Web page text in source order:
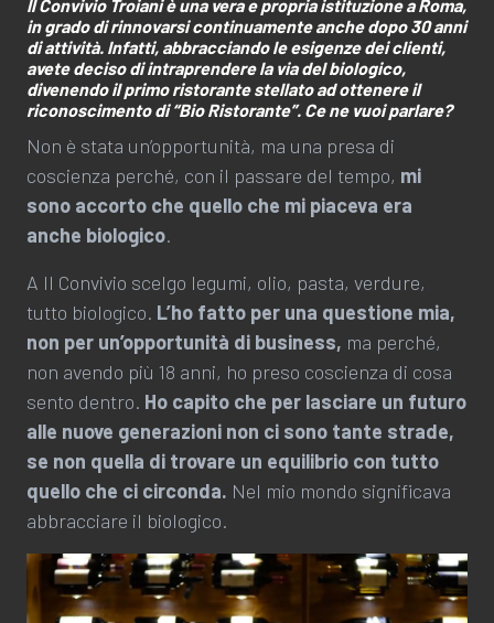
Il Convivio Troiani è una vera e propria istituzione a Roma,
in grado di rinnovarsi continuamente anche dopo 30 anni
di attività. Infatti, abbracciando le esigenze dei clienti,
avete deciso di intraprendere la via del biologico,
divenendo il primo ristorante stellato ad ottenere il
riconoscimento di “Bio Ristorante”. Ce ne vuoi parlare?
Non è stata un’opportunità, ma una presa di
coscienza perché, con il passare del tempo, mi
sono accorto che quello che mi piaceva era
anche biologico.
A Il Convivio scelgo legumi, olio, pasta, verdure,
tutto biologico. L’ho fatto per una questione mia,
non per un’opportunità di business, ma perché,
non avendo più 18 anni, ho preso coscienza di cosa
sento dentro. Ho capito che per lasciare un futuro
alle nuove generazioni non ci sono tante strade,
se non quella di trovare un equilibrio con tutto
quello che ci circonda. Nel mio mondo significava
abbracciare il biologico.